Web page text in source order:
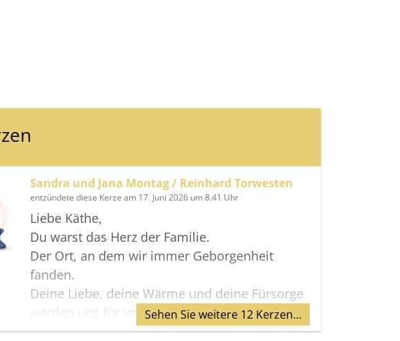
Sandra und Jana Montag / Reinhard Torwesten
entzündete diese Kerze am 17. Juni 2026 um 8.41 Uhr
Liebe Käthe,
Du warst das Herz der Familie.
Der Ort, an dem wir immer Geborgenheit
fanden.
Deine Liebe, deine Wärme und deine Fürsorge
werden uns für immer begleiten.Sehen Sie weitere 12 Kerzen…